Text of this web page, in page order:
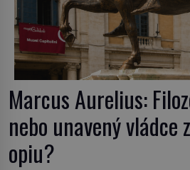
Marcus Aurelius:
nebo unavený vládce
opiu?